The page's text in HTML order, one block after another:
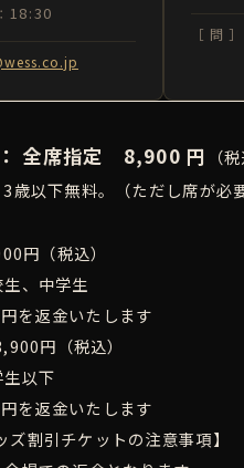
18:30
［ 問
全席指定 8,900 円
（
以下無料。（ただし席が必
円（税込）
生、中学生
を返金いたします
円（税込）
生以下
を返金いたします
ズ割引チケットの注意事項】